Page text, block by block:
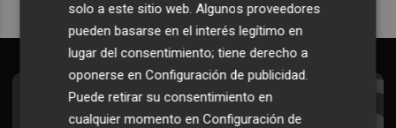
Suscríbete al Boletín
solo a este sitio web. Algunos proveedores
pueden basarse en el interés legítimo en
lugar del consentimiento; tiene derecho a
oponerse enConfiguración de publicidad.
Puede retirar su consentimiento en
cualquier momento enConfiguración de